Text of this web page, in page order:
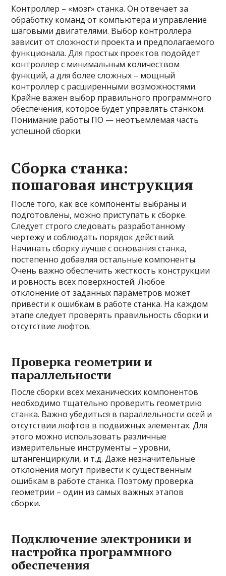
Контроллер – «мозг» станка. Он отвечает за
обработку команд от компьютера и управление
шаговыми двигателями. Выбор контроллера
зависит от сложности проекта и предполагаемого
функционала. Для простых проектов подойдет
контроллер с минимальным количеством
функций, а для более сложных – мощный
контроллер с расширенными возможностями.
Крайне важен выбор правильного программного
обеспечения, которое будет управлять станком.
Понимание работы ПО — неотъемлемая часть
успешной сборки.
Сборка станка:
пошаговая инструкция
После того, как все компоненты выбраны и
подготовлены, можно приступать к сборке.
Следует строго следовать разработанному
чертежу и соблюдать порядок действий.
Начинать сборку лучше с основания станка,
постепенно добавляя остальные компоненты.
Очень важно обеспечить жесткость конструкции
и ровность всех поверхностей. Любое
отклонение от заданных параметров может
привести к ошибкам в работе станка. На каждом
этапе следует проверять правильность сборки и
отсутствие люфтов.
Проверка геометрии и
параллельности
После сборки всех механических компонентов
необходимо тщательно проверить геометрию
станка. Важно убедиться в параллельности осей и
отсутствии люфтов в подвижных элементах. Для
этого можно использовать различные
измерительные инструменты – уровни,
штангенциркули, и т.д. Даже незначительные
отклонения могут привести к существенным
ошибкам в работе станка. Поэтому проверка
геометрии – один из самых важных этапов
сборки.
Подключение электроники и
настройка программного
обеспечения